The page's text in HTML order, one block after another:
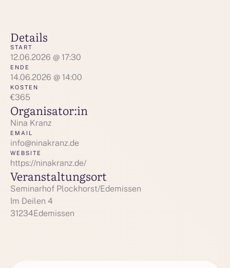
Details
START
12.06.2026 @ 17:30
ENDE
14.06.2026 @ 14:00
KOSTEN
€365
Organisator:in
Nina Kranz
EMAIL
info@ninakranz.de
WEBSITE
https://ninakranz.de/
Veranstaltungsort
Seminarhof Plockhorst/Edemissen
Im Deilen 4
31234Edemissen